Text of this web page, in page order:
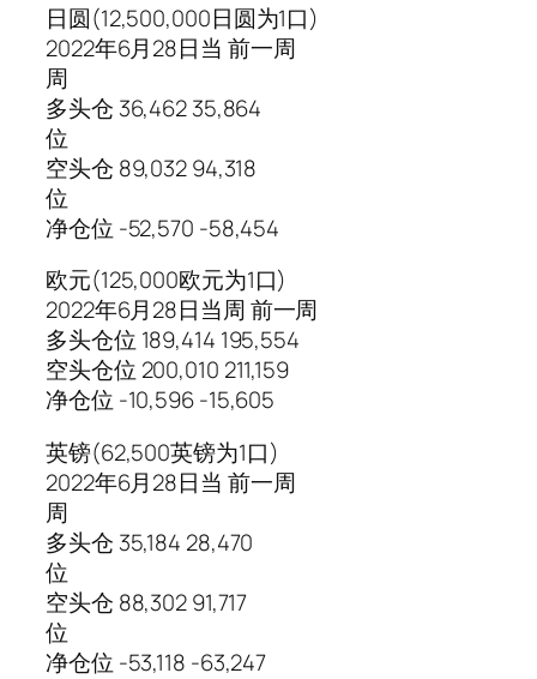
日圆(12,500,000日圆为1口)
2022年6月28日当 前一周
周
多头仓 36,462 35,864
位
空头仓 89,032 94,318
位
净仓位 -52,570 -58,454
欧元(125,000欧元为1口)
2022年6月28日当周 前一周
多头仓位 189,414 195,554
空头仓位 200,010 211,159
净仓位 -10,596 -15,605
英镑(62,500英镑为1口)
2022年6月28日当 前一周
周
多头仓 35,184 28,470
位
空头仓 88,302 91,717
位
净仓位 -53,118 -63,247